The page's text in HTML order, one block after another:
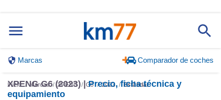
Marcas Comparador de coches
Inicio Marcas XPENG G6 2023 Estándar
XPENG G6 (2023) |Precio, ficha técnica y
equipamiento